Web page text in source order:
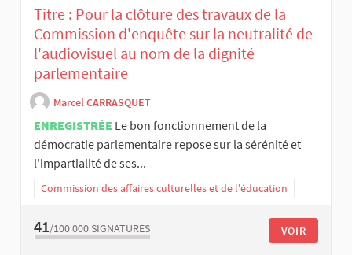
Titre : Pour la clôture des travaux de la
Commission d'enquête sur la neutralité de
l'audiovisuel au nom de la dignité
parlementaire
Marcel CARRASQUET
ENREGISTRÉE Le bon fonctionnement de la
démocratie parlementaire repose sur la sérénité et
l'impartialité de ses...
Commission des affaires culturelles et de l'éducation
41/100 000 SIGNATURES VOIR